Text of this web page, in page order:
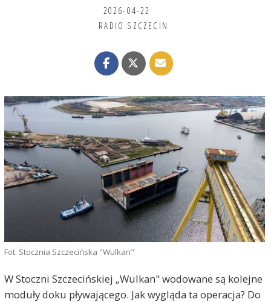
2026-04-22
RADIO SZCZECIN
Fot. Stocznia Szczecińska "Wulkan"
W Stoczni Szczecińskiej „Wulkan" wodowane są kolejne
moduły doku pływającego. Jak wygląda ta operacja? Do